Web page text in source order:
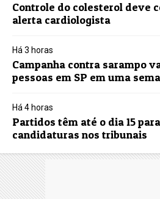
Controle do colesterol deve
alerta cardiologista
Há 3 horas
Campanha contra sarampo
pessoas em SP em uma
Há 4 horas
Partidos têm até o dia 15
candidaturas nos tribunais